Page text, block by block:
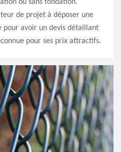
ou sans fondation.
de projet à déposer une
pour avoir un devis détaillant
pour ses prix attractifs.